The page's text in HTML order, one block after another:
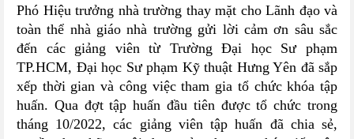
Phó Hiệu trưởng nhà trường thay mặt cho Lãnh đạo và
toàn thể nhà giáo nhà trường gửi lời cảm ơn sâu sắc
đến các giảng viên từ Trường Đại học Sư phạm
TP.HCM, Đại học Sư phạm Kỹ thuật Hưng Yên đã sắp
xếp thời gian và công việc tham gia tổ chức khóa tập
huấn. Qua đợt tập huấn đầu tiên được tổ chức trong
tháng 10/2022, các giảng viên tập huấn đã chia sẻ,